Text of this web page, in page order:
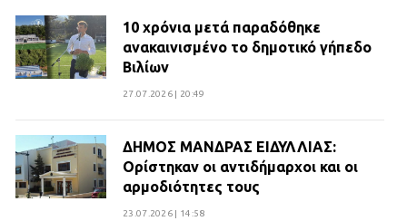
10 χρόνια μετά παραδόθηκε
ανακαινισμένο το δημοτικό γήπεδο
Βιλίων
27.07.2026 | 20:49
ΔΗΜΟΣ ΜΑΝΔΡΑΣ ΕΙΔΥΛΛΙΑΣ:
Ορίστηκαν οι αντιδήμαρχοι και οι
αρμοδιότητες τους
23.07.2026 | 14:58